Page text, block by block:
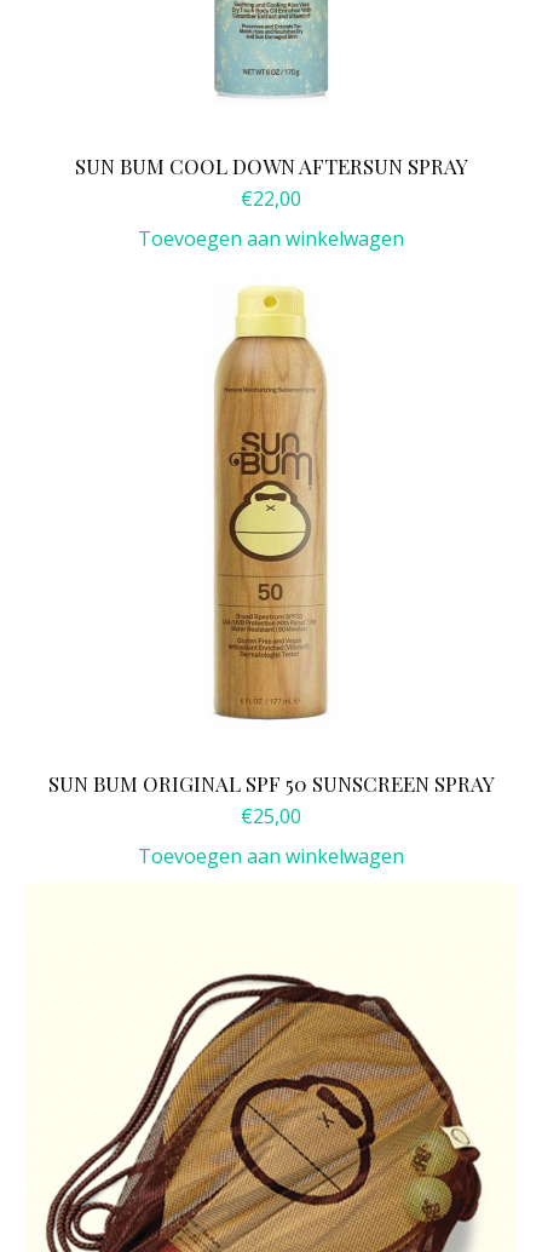
SUN BUM COOL DOWN AFTERSUN SPRAY
€22,00
Toevoegen aan winkelwagen
SUN BUM ORIGINAL SPF 50 SUNSCREEN SPRAY
€25,00
Toevoegen aan winkelwagen